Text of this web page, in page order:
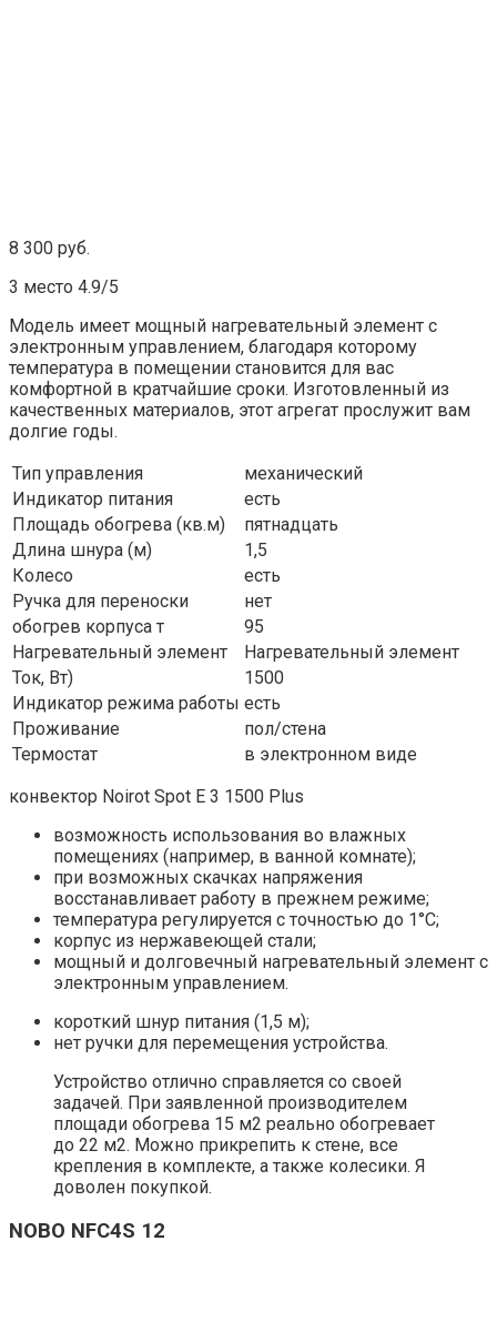
8 300 руб.
3 место 4.9/5
Модель имеет мощный нагревательный элемент с
электронным управлением, благодаря которому
температура в помещении становится для вас
комфортной в кратчайшие сроки. Изготовленный из
качественных материалов, этот агрегат прослужит вам
долгие годы.
Тип управления
механический
Индикатор питания
есть
Площадь обогрева (кв.м)
пятнадцать
Длина шнура (м)
1,5
Колесо
есть
Ручка для переноски
нет
обогрев корпуса т
95
Нагревательный элемент
Нагревательный элемент
Ток, Вт)
1500
Индикатор режима работы есть
Проживание
пол/стена
Термостат
в электронном виде
конвектор Noirot Spot E 3 1500 Plus
возможность использования во влажных
помещениях (например, в ванной комнате);
при возможных скачках напряжения
восстанавливает работу в прежнем режиме;
температура регулируется с точностью до 1°С;
корпус из нержавеющей стали;
мощный и долговечный нагревательный элемент с
электронным управлением.
короткий шнур питания (1,5 м);
нет ручки для перемещения устройства.
Устройство отлично справляется со своей
задачей. При заявленной производителем
площади обогрева 15 м2 реально обогревает
до 22 м2. Можно прикрепить к стене, все
крепления в комплекте, а также колесики. Я
доволен покупкой.
NOBO NFC4S 12